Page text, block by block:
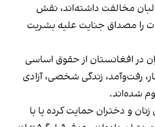
مخالفت داشته‌اند، نقش
را مصداق جنایت علیه بشریت
در افغانستان از حقوق اساسی
رفت‌وآمد، زندگی شخصی، آزادی
شده‌اند.
و دختران حمایت کرده یا با